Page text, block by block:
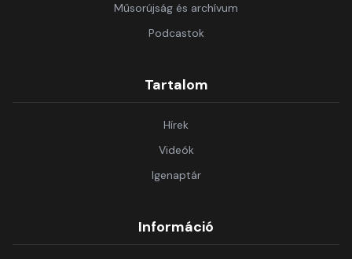
Műsorújság és archívum
Podcastok
Tartalom
Hírek
Videók
Igenaptár
Információ